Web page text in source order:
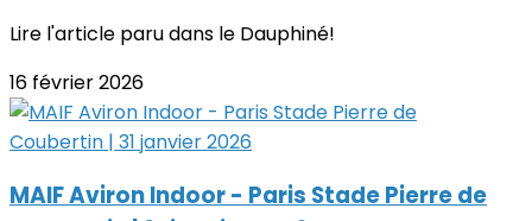
Lire l'article paru dans le Dauphiné!
16 février 2026
MAIF Aviron Indoor - Paris Stade Pierre de